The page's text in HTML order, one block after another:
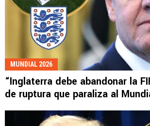
MUNDIAL 2026
“Inglaterra debe abandonar la
de ruptura que paraliza al